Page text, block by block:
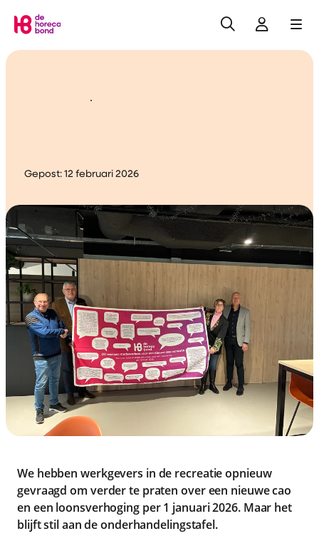
Zoeken
Gepost: 12 februari 2026
We hebben werkgevers in de recreatie opnieuw
gevraagd om verder te praten over een nieuwe cao
en een loonsverhoging per 1 januari 2026. Maar het
blijft stil aan de onderhandelingstafel.